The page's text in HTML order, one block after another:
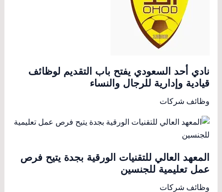
نادي أحد السعودي يفتح باب التقديم لوظائف
قيادية وإدارية للرجال والنساء
وظائف شركات
المعهد العالي للتقنيات الورقية بجدة يتيح فرص
عمل تعليمية للجنسين
وظائف شركات